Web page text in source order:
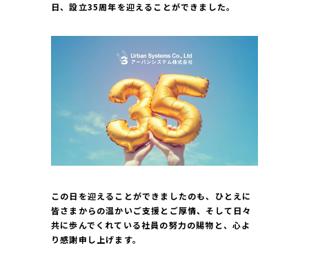
日、設立35周年を迎えることができました。
この日を迎えることができましたのも、ひとえに
皆さまからの温かいご支援とご厚情、そして日々
共に歩んでくれている社員の努力の賜物と、心よ
り感謝申し上げます。